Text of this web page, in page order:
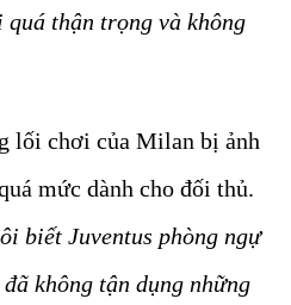
quá thận trọng và không
lối chơi của Milan bị ảnh
mức dành cho đối thủ.
biết Juventus phòng ngự
không tận dụng những